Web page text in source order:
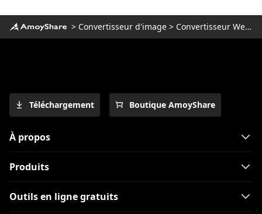
> Convertisseur d'image > Convertisseur WebP
Téléchargement Boutique AmoyShare
À propos
Produits
Outils en ligne gratuits